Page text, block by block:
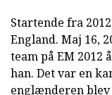
Startende fra
England. Maj 16,
team på EM 2012
han. Det var en
englænderen blev